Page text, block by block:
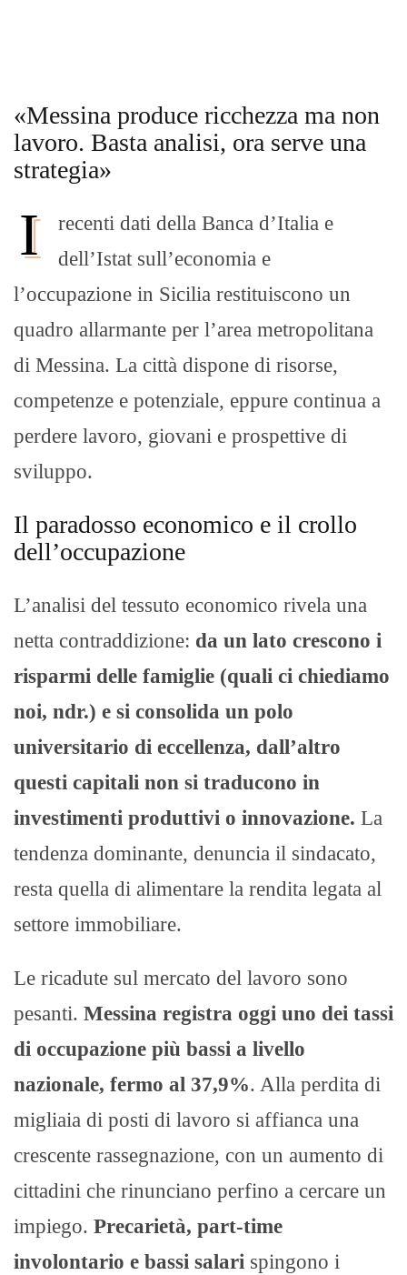
«Messina produce ricchezza ma non
lavoro. Basta analisi, ora serve una
strategia»
I
recenti dati della Banca d’Italia e
dell’Istat sull’economia e
l’occupazione in Sicilia restituiscono un
quadro allarmante per l’area metropolitana
di Messina. La città dispone di risorse,
competenze e potenziale, eppure continua a
perdere lavoro, giovani e prospettive di
sviluppo.
Il paradosso economico e il crollo
dell’occupazione
L’analisi del tessuto economico rivela una
netta contraddizione: da un lato crescono i
risparmi delle famiglie (quali ci chiediamo
noi, ndr.) e si consolida un polo
universitario di eccellenza, dall’altro
questi capitali non si traducono in
investimenti produttivi o innovazione. La
tendenza dominante, denuncia il sindacato,
resta quella di alimentare la rendita legata al
settore immobiliare.
Le ricadute sul mercato del lavoro sono
pesanti. Messina registra oggi uno dei tassi
di occupazione più bassi a livello
nazionale, fermo al 37,9%. Alla perdita di
migliaia di posti di lavoro si affianca una
crescente rassegnazione, con un aumento di
cittadini che rinunciano perfino a cercare un
impiego. Precarietà, part-time
involontario e bassi salari spingono i